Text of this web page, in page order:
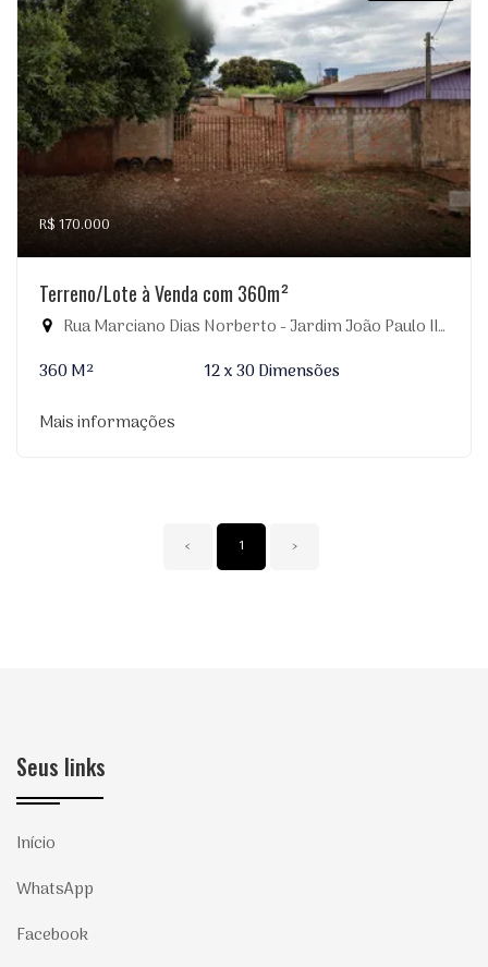
R$ 170.000
Terreno/Lote à Venda com 360m²
Rua Marciano Dias Norberto - Jardim João Paulo II, Dourados-MS
360 M²
12 x 30 Dimensões
Mais informações
‹ 1 ›
Seus links
Início
WhatsApp
Facebook